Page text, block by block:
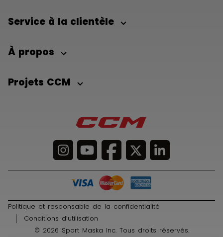
Service à la clientèle
À propos
Projets CCM
© 2026 Sport Maska Inc. Tous droits réservés.
Politique et responsable de la confidentialité
Conditions d’utilisation